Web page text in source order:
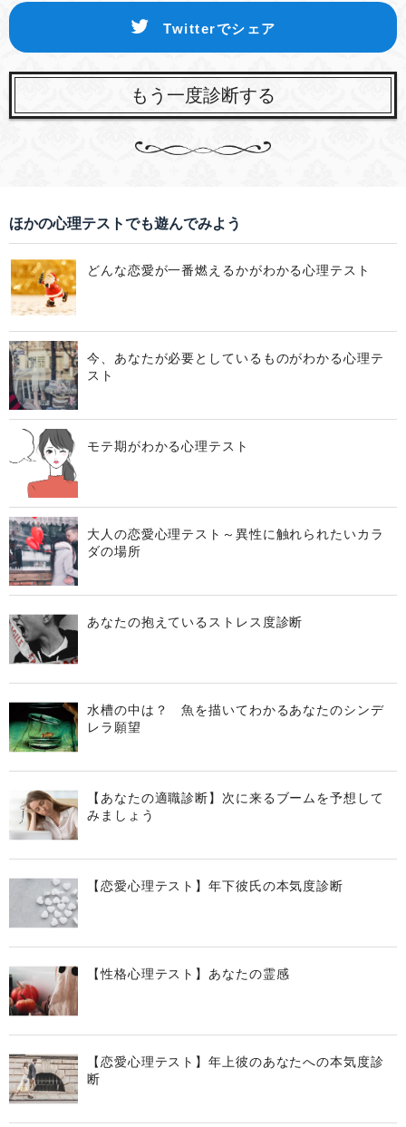
Twitterでシェア
もう一度診断する
ほかの心理テストでも遊んでみよう
どんな恋愛が一番燃えるかがわかる心理テスト
今、あなたが必要としているものがわかる心理テ
スト
モテ期がわかる心理テスト
大人の恋愛心理テスト～異性に触れられたいカラ
ダの場所
あなたの抱えているストレス度診断
水槽の中は？ 魚を描いてわかるあなたのシンデ
レラ願望
【あなたの適職診断】次に来るブームを予想して
みましょう
【恋愛心理テスト】年下彼氏の本気度診断
【性格心理テスト】あなたの霊感
【恋愛心理テスト】年上彼のあなたへの本気度診
断